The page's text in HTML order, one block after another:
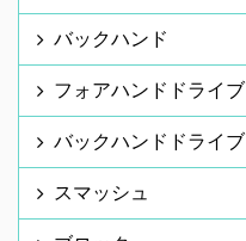
バックハンド
フォアハンドドライブ
バックハンドドライブ
スマッシュ